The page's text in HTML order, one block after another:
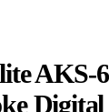
AKS-